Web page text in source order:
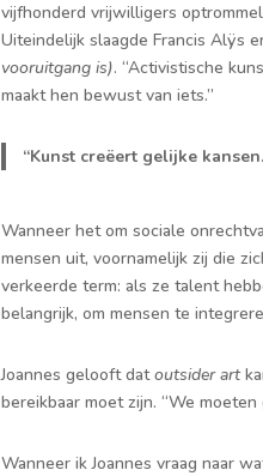
vijfhonderd vrijwilligers
Uiteindelijk slaagde Francis Alÿs
vooruitgang is). “Activistische
maakt hen bewust van iets.”
“Kunst creëert gelijke
Wanneer het om sociale
mensen uit, voornamelijk zij die
verkeerde term: als ze talent
belangrijk, om mensen te
Joannes gelooft datoutsider art
bereikbaar moet zijn. “We
Wanneer ik Joannes vraag naar